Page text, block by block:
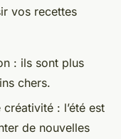
vos recettes
: ils sont plus
chers.
: l’été est
de nouvelles